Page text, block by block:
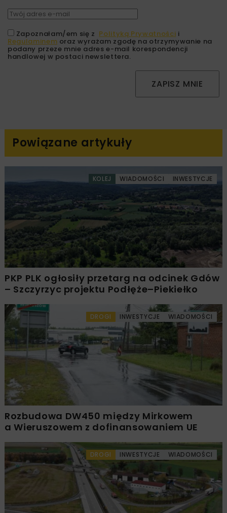
Zapoznałam/em się z Polityką Prywatności i
Regulaminem oraz wyrażam zgodę na otrzymywanie na
podany przeze mnie adres e-mail korespondencji
handlowej w postaci newslettera.
ZAPISZ MNIE
Powiązane artykuły
KOLEJ WIADOMOŚCI INWESTYCJE
PKP PLK ogłosiły przetarg na odcinek Gdów
– Szczyrzyc projektu Podłęże–Piekiełko
DROGI INWESTYCJE WIADOMOŚCI
Rozbudowa DW450 między Mirkowem
a Wieruszowem z dofinansowaniem UE
DROGI INWESTYCJE WIADOMOŚCI